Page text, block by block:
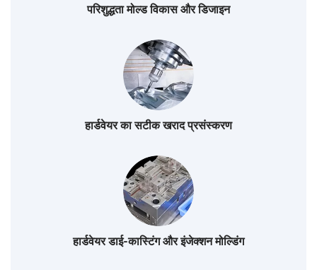
परिशुद्धता मोल्ड विकास और डिजाइन
हार्डवेयर का सटीक खराद प्रसंस्करण
हार्डवेयर डाई-कास्टिंग और इंजेक्शन मोल्डिंग